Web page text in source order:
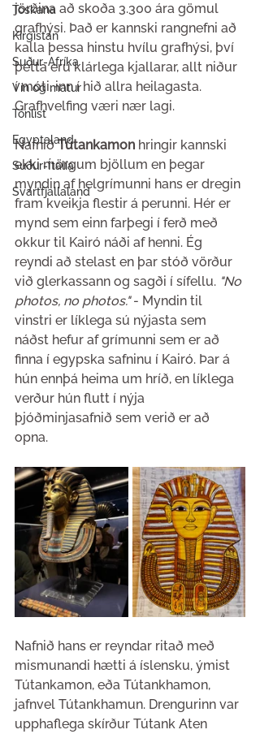
Toskana
Kirgistan
Suður-Afríka
Vín og matur
Tónlist
Egyptaland
Suður-Ítalía
Svartfjallaland
jörðina að skoða 3.300 ára gömul
grafhýsi. Það er kannski rangnefni að
kalla þessa hinstu hvílu grafhýsi, því
þetta eru klárlega kjallarar, allt niður
í móti, inn í hið allra heilagasta.
Grafhvelfing væri nær lagi.
Nafnið Tútankamon hringir kannski
ekki mörgum bjöllum en þegar
myndin af helgrímunni hans er dregin
fram kveikja flestir á perunni. Hér er
mynd sem einn farþegi í ferð með
okkur til Kairó náði af henni. Ég
reyndi að stelast en þar stóð vörður
við glerkassann og sagði í sífellu. "No
photos, no photos." - Myndin til
vinstri er líklega sú nýjasta sem
náðst hefur af grímunni sem er að
finna í egypska safninu í Kairó. Þar á
hún ennþá heima um hríð, en líklega
verður hún flutt í nýja
þjóðminjasafnið sem verið er að
opna.
Nafnið hans er reyndar ritað með
mismunandi hætti á íslensku, ýmist
Tútankamon, eða Tútankhamon,
jafnvel Tútankhamun. Drengurinn var
upphaflega skírður Tútank Aten